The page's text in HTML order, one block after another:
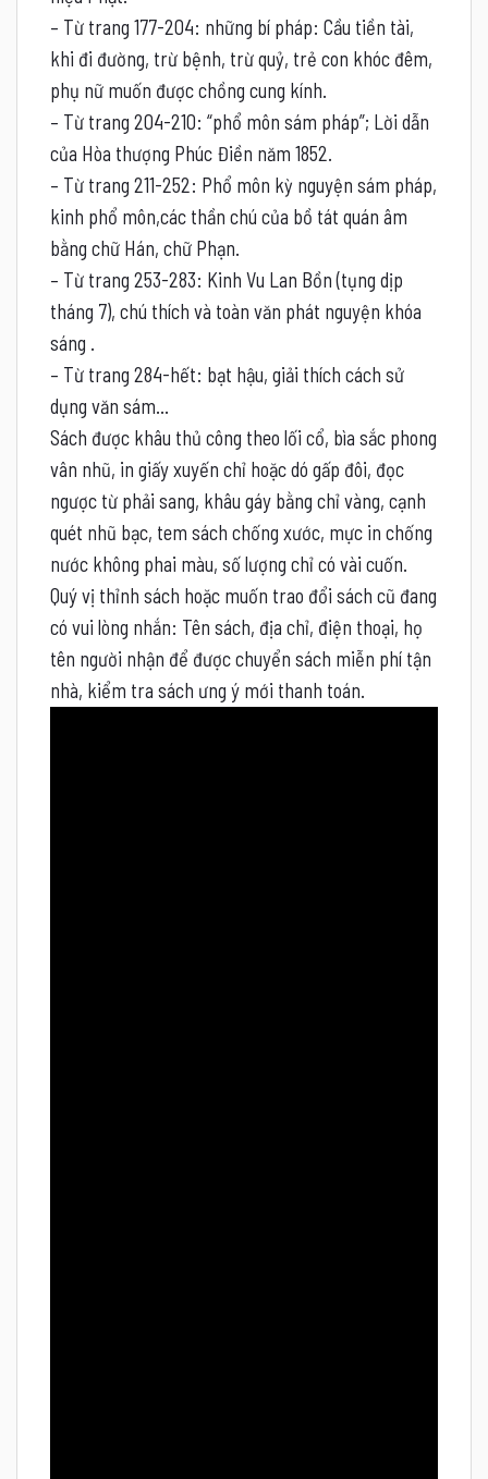
– Từ trang 177-204: những bí pháp: Cầu tiền tài,
khi đi đường, trừ bệnh, trừ quỷ, trẻ con khóc đêm,
phụ nữ muốn được chồng cung kính.
– Từ trang 204-210: “phổ môn sám pháp”; Lời dẫn
của Hòa thượng Phúc Điền năm 1852.
– Từ trang 211-252: Phổ môn kỳ nguyện sám pháp,
kinh phổ môn,các thần chú của bồ tát quán âm
bằng chữ Hán, chữ Phạn.
– Từ trang 253-283: Kinh Vu Lan Bồn (tụng dịp
tháng 7), chú thích và toàn văn phát nguyện khóa
sáng .
– Từ trang 284-hết: bạt hậu, giải thích cách sử
dụng văn sám…
Sách được khâu thủ công theo lối cổ, bìa sắc phong
vân nhũ, in giấy xuyến chỉ hoặc dó gấp đôi, đọc
ngược từ phải sang, khâu gáy bằng chỉ vàng, cạnh
quét nhũ bạc, tem sách chống xước, mực in chống
nước không phai màu, số lượng chỉ có vài cuốn.
Quý vị thỉnh sách hoặc muốn trao đổi sách cũ đang
có vui lòng nhắn: Tên sách, địa chỉ, điện thoại, họ
tên người nhận để được chuyển sách miễn phí tận
nhà, kiểm tra sách ưng ý mới thanh toán.